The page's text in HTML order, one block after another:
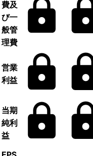
費及
び一
般管
理費
営業
利益
当期
純利
益